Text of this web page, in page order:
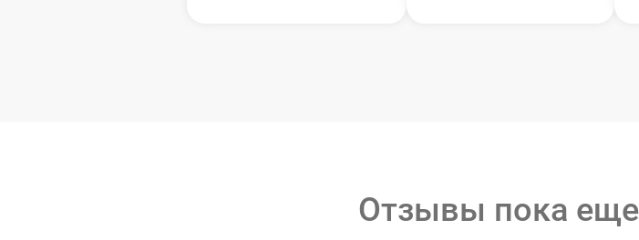
Отзывы пока